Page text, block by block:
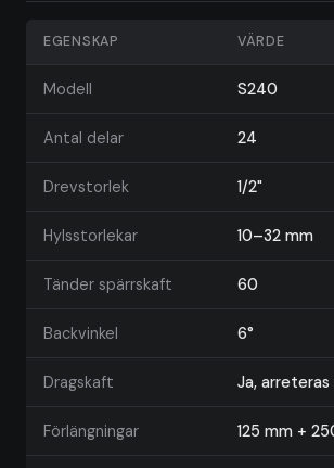
EGENSKAP VÄRDE
Modell S240
Antal delar 24
Drevstorlek 1/2"
Hylsstorlekar 10–32 mm
Tänder spärrskaft 60
Backvinkel 6°
Dragskaft Ja,
Förlängningar 125 mm +